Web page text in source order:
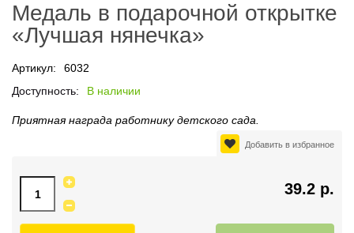
Медаль в подарочной открытке
«Лучшая нянечка»
Артикул:
6032
Доступность:
В наличии
Приятная награда работнику детского сада.
Добавить в избранное
39.2 р.